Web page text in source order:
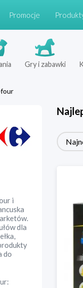
Promocje
Gry i zabawki
i
dla
do
: